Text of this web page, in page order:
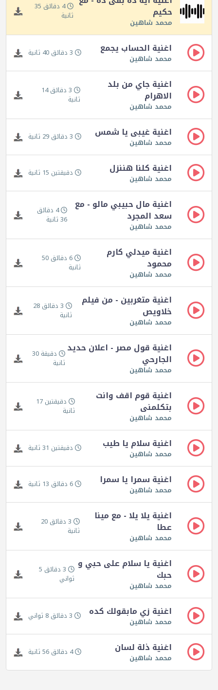
حكيم
محمد شاهين
4 دقائق 35
ثانية
اغنية الحساب يجمع
محمد شاهين 3 دقائق 40 ثانية
اغنية جاي من بلد
الاهرام
محمد شاهين
3 دقائق 14
ثانية
اغنية غيبى يا شمس
محمد شاهين 3 دقائق 29 ثانية
اغنية كلنا هننزل
محمد شاهين دقيقتين 15 ثانية
اغنية مال حبيبي مالو - مع
سعد المجرد
محمد شاهين
4 دقائق
36 ثانية
اغنية ميدلي كارم
محمود
محمد شاهين
6 دقائق 50
ثانية
اغنية متغربين - من فيلم
خلاويص
محمد شاهين
3 دقائق 28
ثانية
اغنية قول مصر - اعلان حديد
الجارحي
محمد شاهين
دقيقة 30
ثانية
اغنية قوم اقف وانت
بتكلمنى
محمد شاهين
دقيقتين 17
ثانية
اغنية سلام يا طيب
محمد شاهين دقيقتين 31 ثانية
اغنية سمرا يا سمرا
محمد شاهين 6 دقائق 13 ثانية
اغنية يلا يلا - مع مينا
عطا
محمد شاهين
3 دقائق 20
ثانية
اغنية يا سلام على حبي و
حبك
محمد شاهين
3 دقائق 5
ثواني
اغنية زي مابقولك كده
محمد شاهين 3 دقائق 8 ثواني
اغنية ذلة لسان
محمد شاهين 4 دقائق 56 ثانية